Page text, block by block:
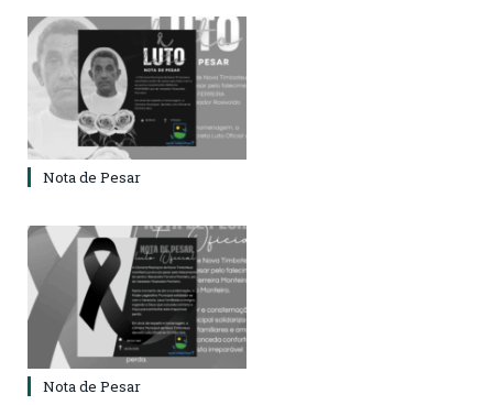
Nota de Pesar
Nota de Pesar